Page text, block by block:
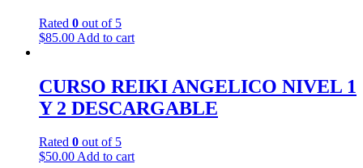
Rated 0 out of 5
$85.00 Add to cart
CURSO REIKI ANGELICO NIVEL 1
Y 2 DESCARGABLE
Rated 0 out of 5
$50.00Add to cart